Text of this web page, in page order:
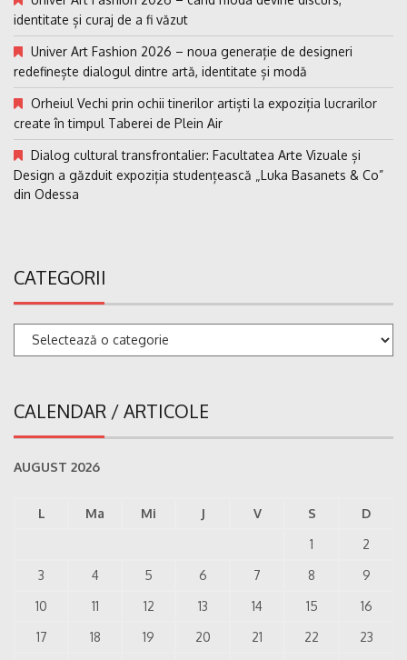
identitate și curaj de a fi văzut
Univer Art Fashion 2026 – noua generație de designeri
redefinește dialogul dintre artă, identitate și modă
Orheiul Vechi prin ochii tinerilor artiști la expoziția lucrarilor
create în timpul Taberei de Plein Air
Dialog cultural transfrontalier: Facultatea Arte Vizuale și
Design a găzduit expoziția studențească „Luka Basanets & Co”
din Odessa
CATEGORII
Categorii
CALENDAR / ARTICOLE
AUGUST 2026
L Ma Mi J V S
D
1
2
3
4 5 6 7 8
9
10
11 12 13 14 15
16
17
18 19 20 21 22
23